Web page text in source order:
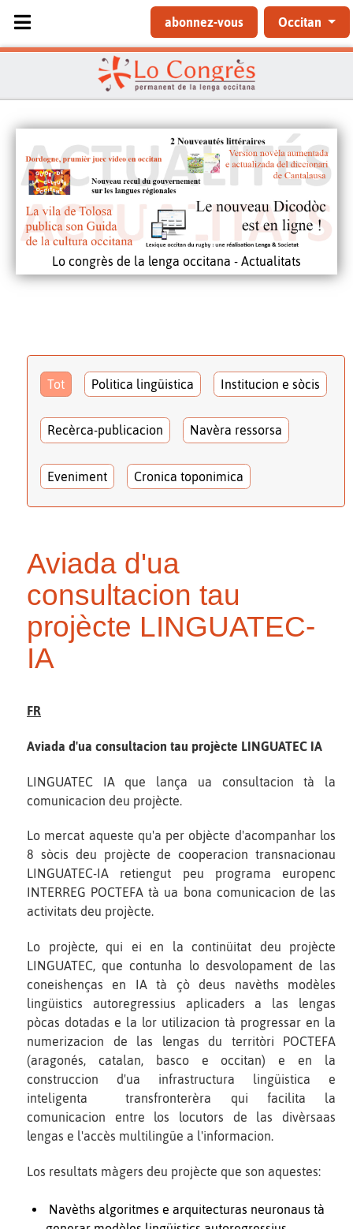
Sélectionnez votre langue
abonnez-vous Occitan
Lo congrès de la lenga occitana - Actualitats
Tot Politica lingüistica Institucion e sòcis
Recèrca-publicacion Navèra ressorsa
Eveniment Cronica toponimica
Aviada d'ua
consultacion tau
projècte LINGUATEC-
IA
FR
Aviada d'ua consultacion tau projècte LINGUATEC IA
LINGUATEC IA que lança ua consultacion tà la
comunicacion deu projècte.
Lo mercat aqueste qu'a per objècte d'acompanhar los
8 sòcis deu projècte de cooperacion transnacionau
LINGUATEC-IA retiengut peu programa europenc
INTERREG POCTEFA tà ua bona comunicacion de las
activitats deu projècte.
Lo projècte, qui ei en la continüitat deu projècte
LINGUATEC, que contunha lo desvolopament de las
coneishenças en IA tà çò deus navèths modèles
lingüistics autoregressius aplicaders a las lengas
pòcas dotadas e la lor utilizacion tà progressar en la
numerizacion de las lengas du territòri POCTEFA
(aragonés, catalan, basco e occitan) e en la
construccion d'ua infrastructura lingüistica e
inteligenta transfronterèra qui facilita la
comunicacion entre los locutors de las divèrsaas
lengas e l'accès multilingüe a l'informacion.
Los resultats màgers deu projècte que son aquestes:
Navèths algoritmes e arquitecturas neuronaus tà